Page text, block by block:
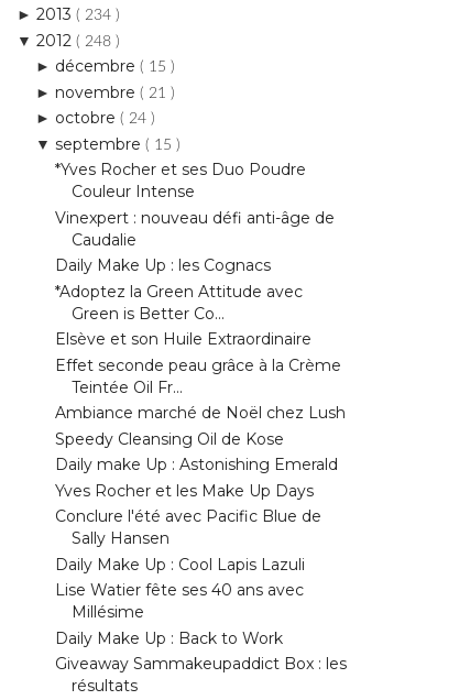
► 2013 ( 234 )
▼ 2012 ( 248 )
► décembre ( 15 )
► novembre ( 21 )
► octobre ( 24 )
▼ septembre ( 15 )
*Yves Rocher et ses Duo Poudre
Couleur Intense
Vinexpert : nouveau défi anti-âge de
Caudalie
Daily Make Up : les Cognacs
*Adoptez la Green Attitude avec
Green is Better Co...
Elsève et son Huile Extraordinaire
Effet seconde peau grâce à la Crème
Teintée Oil Fr...
Ambiance marché de Noël chez Lush
Speedy Cleansing Oil de Kose
Daily make Up : Astonishing Emerald
Yves Rocher et les Make Up Days
Conclure l'été avec Pacific Blue de
Sally Hansen
Daily Make Up : Cool Lapis Lazuli
Lise Watier fête ses 40 ans avec
Millésime
Daily Make Up : Back to Work
Giveaway Sammakeupaddict Box : les
résultats